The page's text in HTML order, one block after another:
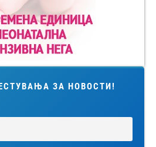
ЗА НОВОСТИ!